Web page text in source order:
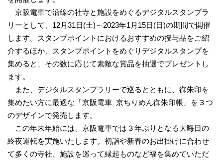
京阪電車で沿線の社寺と施設をめぐるデジタルスタンプラ
リーとして、12月31日(土)～2023年1月15日(日)の期間で開催
します。スタンプポイントにおけるおすすめの授与品をご紹
介するほか、スタンプポイントをめぐりデジタルスタンプを
集めると、その数に応じて素敵な賞品を抽選でプレゼントし
ます。
また、デジタルスタンプラリーで巡るとともに、御朱印を
集めたい方に最適な「京阪電車 京ちりめん御朱印帳」を３つ
のデザインで発売します。
この年末年始には、京阪電車では３年ぶりとなる大晦日の
終夜運転を実施いたします。初詣や新春のお出掛けに合わせ
て多くの寺社、施設を巡って縁起ものなど福を集めていただ